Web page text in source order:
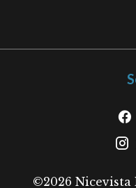
©2026 Nicevista